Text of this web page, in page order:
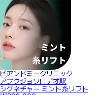
ビアンドミークリニック
アプクジョソロデオ駅
シグネチャー ミント糸リフト